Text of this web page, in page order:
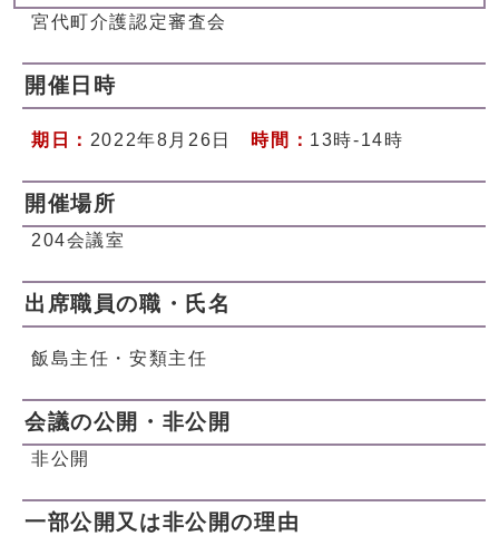
宮代町介護認定審査会
開催日時
期日： 2022年8月26日 時間： 13時-14時
開催場所
204会議室
出席職員の職・氏名
飯島主任・安類主任
会議の公開・非公開
非公開
一部公開又は非公開の理由